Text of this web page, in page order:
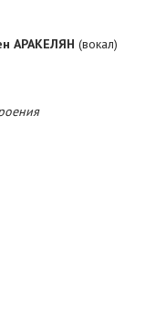
АРАКЕЛЯН (вокал)